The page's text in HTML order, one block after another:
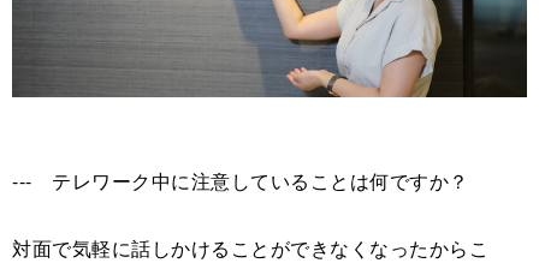
--- テレワーク中に注意していることは何ですか？
対面で気軽に話しかけることができなくなったからこ